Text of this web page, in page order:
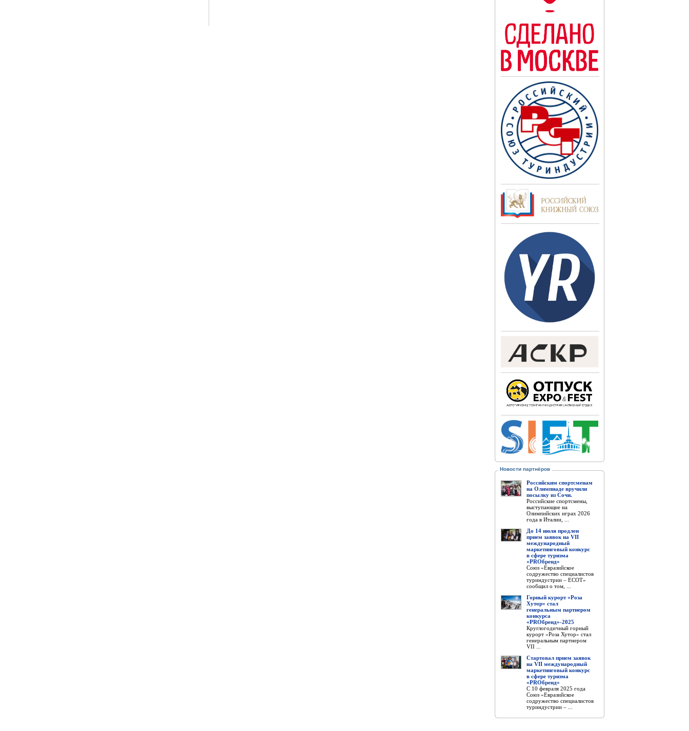
Новости партнёров
Российским спортсменам
на Олимпиаде вручили
посылку из Сочи.
Российские спортсмены,
выступающие на
Олимпийских играх 2026
года в Италии, ...
До 14 июля продлен
прием заявок на VII
международный
маркетинговый конкурс
в сфере туризма
«PROбренд»
Союз «Евразийское
содружество специалистов
туриндустрии – ЕСОТ»
сообщил о том, ...
Горный курорт «Роза
Хутор» стал
генеральным партнером
конкурса
«PROбренд»-2025
Круглогодичный горный
курорт «Роза Хутор» стал
генеральным партнером
VII ...
Стартовал прием заявок
на VII международный
маркетинговый конкурс
в сфере туризма
«PROбренд»
С 10 февраля 2025 года
Союз «Евразийское
содружество специалистов
туриндустрии – ...